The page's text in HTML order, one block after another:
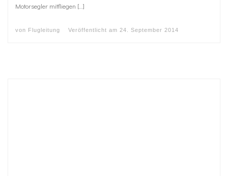
Motorsegler mitfliegen […]
von Flugleitung Veröffentlicht am 24. September 2014